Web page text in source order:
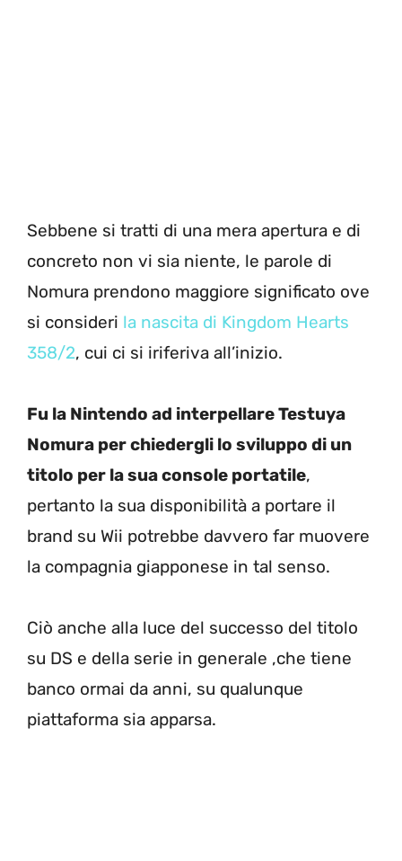
Sebbene si tratti di una mera apertura e di
concreto non vi sia niente, le parole di
Nomura prendono maggiore significato ove
si consideri la nascita di Kingdom Hearts
358/2, cui ci si iriferiva all’inizio.
Fu la Nintendo ad interpellare Testuya
Nomura per chiedergli lo sviluppo di un
titolo per la sua console portatile,
pertanto la sua disponibilità a portare il
brand su Wii potrebbe davvero far muovere
la compagnia giapponese in tal senso.
Ciò anche alla luce del successo del titolo
su DS e della serie in generale ,che tiene
banco ormai da anni, su qualunque
piattaforma sia apparsa.